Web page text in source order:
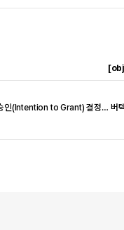
인(Intention to Grant) 결정… 버